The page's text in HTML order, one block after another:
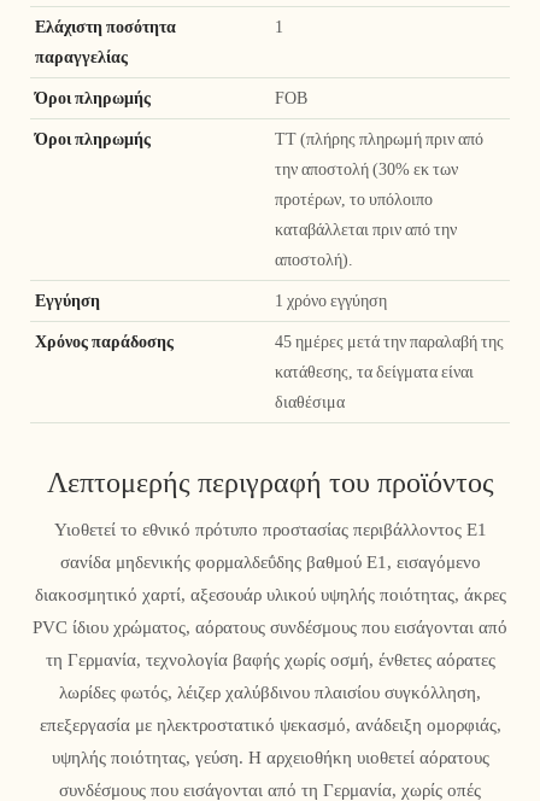
Ελάχιστη ποσότητα
παραγγελίας
1
Όροι πληρωμής FOB
Όροι πληρωμής
TT (πλήρης πληρωμή πριν από
την αποστολή (30% εκ των
προτέρων, το υπόλοιπο
καταβάλλεται πριν από την
αποστολή).
Εγγύηση 1 χρόνο εγγύηση
Χρόνος παράδοσης
45 ημέρες μετά την παραλαβή της
κατάθεσης, τα δείγματα είναι
διαθέσιμα
Λεπτομερής περιγραφή του προϊόντος
Υιοθετεί το εθνικό πρότυπο προστασίας περιβάλλοντος Ε1
σανίδα μηδενικής φορμαλδεΰδης βαθμού Ε1, εισαγόμενο
διακοσμητικό χαρτί, αξεσουάρ υλικού υψηλής ποιότητας, άκρες
PVC ίδιου χρώματος, αόρατους συνδέσμους που εισάγονται από
τη Γερμανία, τεχνολογία βαφής χωρίς οσμή, ένθετες αόρατες
λωρίδες φωτός, λέιζερ χαλύβδινου πλαισίου συγκόλληση,
επεξεργασία με ηλεκτροστατικό ψεκασμό, ανάδειξη ομορφιάς,
υψηλής ποιότητας, γεύση. Η αρχειοθήκη υιοθετεί αόρατους
συνδέσμους που εισάγονται από τη Γερμανία, χωρίς οπές